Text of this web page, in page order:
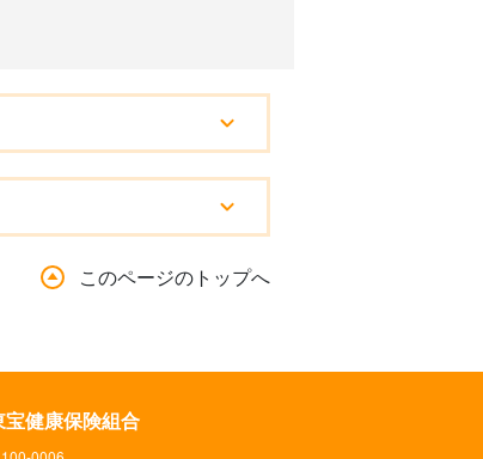
このページのトップへ
宝健康保険組合